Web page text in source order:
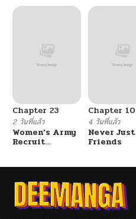
Chapter 23
2 วันที่แล้ว
Women’s Army
Recruit
Chapter 10
4 วันที่แล้ว
Never Just
Friends